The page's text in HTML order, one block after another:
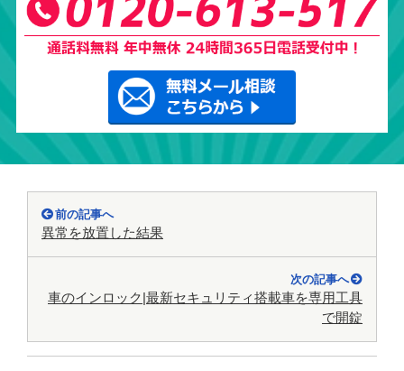
前の記事へ
異常を放置した結果
次の記事へ
車のインロック|最新セキュリティ搭載車を専用工具
で開錠